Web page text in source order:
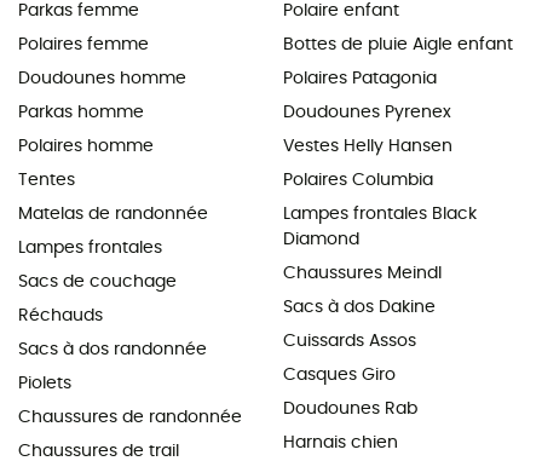
Parkas femme
Polaires femme
Doudounes homme
Parkas homme
Polaires homme
Tentes
Matelas de randonnée
Lampes frontales
Sacs de couchage
Réchauds
Sacs à dos randonnée
Piolets
Chaussures de randonnée
Chaussures de trail
Polaire enfant
Bottes de pluie Aigle enfant
Polaires Patagonia
Doudounes Pyrenex
Vestes Helly Hansen
Polaires Columbia
Lampes frontales Black
Diamond
Chaussures Meindl
Sacs à dos Dakine
Cuissards Assos
Casques Giro
Doudounes Rab
Harnais chien